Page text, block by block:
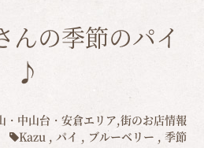
んの季節のパイ
♪
・中山台・安倉エリア,街のお店情報
Kazu , パイ , ブルーベリー , 季節